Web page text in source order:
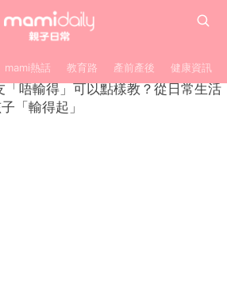
mami熱話 教育路 產前產後 健康資訊